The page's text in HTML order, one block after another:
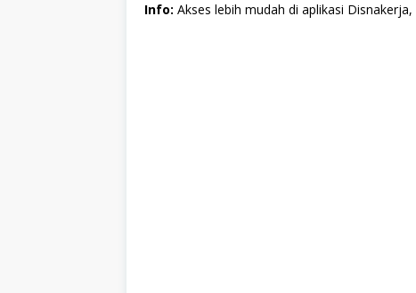
Info: Akses lebih mudah di aplikasi Disnakerja,